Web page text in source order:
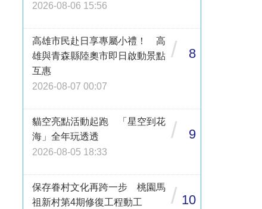
2026-08-06 15:56
高雄市民赴日享專屬小禮！ 高
雄與青森縣陸奧市即日啟動景點
互惠
2026-08-07 00:07
/ 8
貓空亮點活動起跑 「星空到花
海」全年玩透透
2026-08-05 18:33
/ 9
保存眷村文化再跨一步 桃園馬
祖新村第4期修復工程動工
/ 10